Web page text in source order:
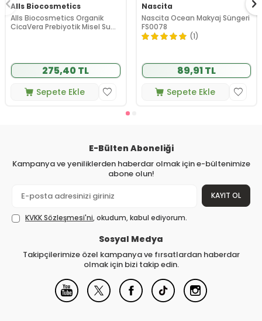
Alls Biocosmetics
Alls Biocosmetics Organik
CicaVera Prebiyotik Misel Su
275,40 TL
Sepete Ekle
Nascita
Nascita Ocean Makyaj Süngeri
FS0078
(1)
89,91 TL
Sepete Ekle
E-Bülten Aboneliği
Kampanya ve yeniliklerden haberdar olmak için e-bültenimize
abone olun!
KAYIT OL
KVKK Sözleşmesi'ni, okudum, kabul ediyorum.
Sosyal Medya
Takipçilerimize özel kampanya ve fırsatlardan haberdar
olmak için bizi takip edin.